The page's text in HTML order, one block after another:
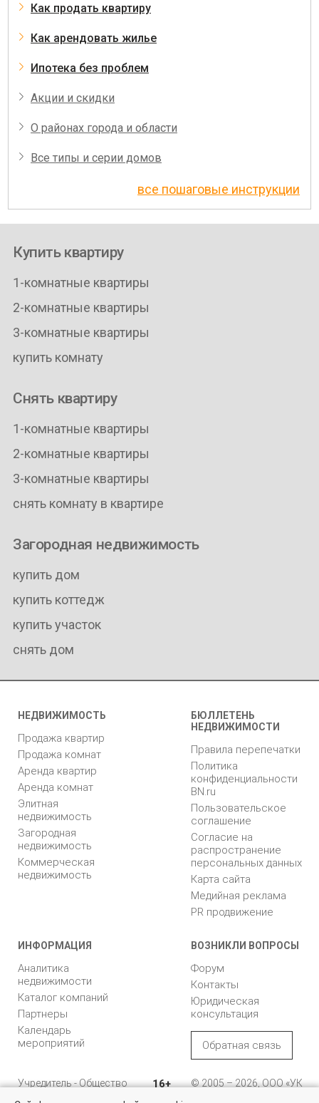
Как продать квартиру
Как арендовать жилье
Ипотека без проблем
Акции и скидки
О районах города и области
Все типы и серии домов
все пошаговые инструкции
Купить квартиру
1-комнатные квартиры
2-комнатные квартиры
3-комнатные квартиры
купить комнату
Снять квартиру
1-комнатные квартиры
2-комнатные квартиры
3-комнатные квартиры
снять комнату в квартире
Загородная недвижимость
купить дом
купить коттедж
купить участок
снять дом
НЕДВИЖИМОСТЬ
Продажа квартир
Продажа комнат
Аренда квартир
Аренда комнат
Элитная
недвижимость
Загородная
недвижимость
Коммерческая
недвижимость
БЮЛЛЕТЕНЬ
НЕДВИЖИМОСТИ
Правила перепечатки
Политика
конфиденциальности
BN.ru
Пользовательское
соглашение
Согласие на
распространение
персональных данных
Карта сайта
Медийная реклама
PR продвижение
ИНФОРМАЦИЯ
Аналитика
недвижимости
Каталог компаний
Партнеры
Календарь
мероприятий
ВОЗНИКЛИ ВОПРОСЫ
Форум
Контакты
Юридическая
консультация
Обратная связь
Учредитель - Общество
16+
© 2005 – 2026, ООО «УК